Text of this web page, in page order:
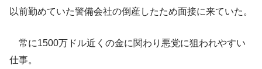
以前勤めていた警備会社の倒産したため面接に来ていた。
常に1500万ドル近くの金に関わり悪党に狙われやすい
仕事。